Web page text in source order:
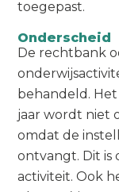
toegepast.
Onderscheid
De rechtbank
behandeld.
jaar wordt niet
omdat de
ontvangt. Dit is
activiteit. Ook